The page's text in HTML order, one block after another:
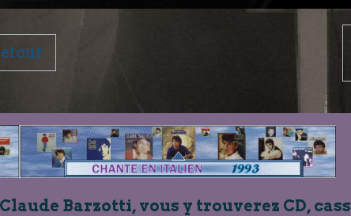
Barzotti, vous y trouverez CD,